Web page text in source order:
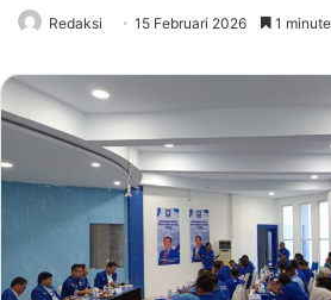
Redaksi 15 Februari 2026 1